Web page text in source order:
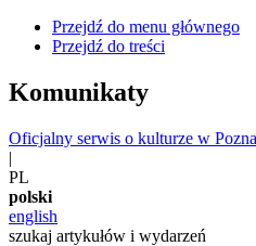
Przejdź do menu głównego
Przejdź do treści
Komunikaty
Oficjalny serwis o kulturze w
|
PL
polski
english
szukaj artykułów i wydarzeń